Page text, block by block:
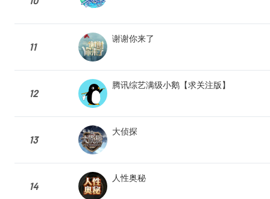
11
谢谢你来了
12
腾讯综艺满级小鹅【求关注版】
13
大侦探
14
人性奥秘